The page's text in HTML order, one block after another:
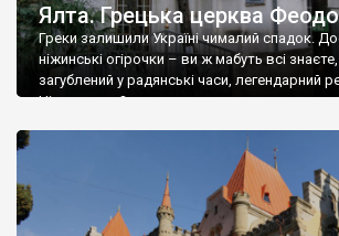
Ялта. Грецька церква
Греки залишили Україні чималий спадок.
ніжинські огірочки – ви ж мабуть всі
загублений у радянські часи, легендарний
Ніжин греки?